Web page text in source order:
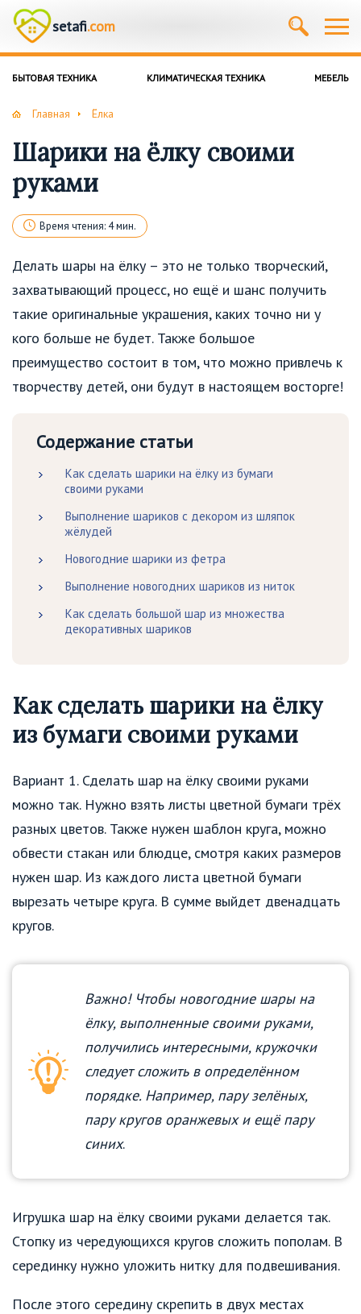
setafi.com
БЫТОВАЯ ТЕХНИКА КЛИМАТИЧЕСКАЯ ТЕХНИКА МЕБЕЛЬ
Главная Ёлка
Шарики на ёлку своими
руками
Время чтения: 4 мин.
Делать шары на ёлку – это не только творческий,
захватывающий процесс, но ещё и шанс получить
такие оригинальные украшения, каких точно ни у
кого больше не будет. Также большое
преимущество состоит в том, что можно привлечь к
творчеству детей, они будут в настоящем восторге!
Содержание статьи
Как сделать шарики на ёлку из бумаги
своими руками
Выполнение шариков с декором из шляпок
жёлудей
Новогодние шарики из фетра
Выполнение новогодних шариков из ниток
Как сделать большой шар из множества
декоративных шариков
Как сделать шарики на ёлку
из бумаги своими руками
Вариант 1. Сделать шар на ёлку своими руками
можно так. Нужно взять листы цветной бумаги трёх
разных цветов. Также нужен шаблон круга, можно
обвести стакан или блюдце, смотря каких размеров
нужен шар. Из каждого листа цветной бумаги
вырезать четыре круга. В сумме выйдет двенадцать
кругов.
Важно! Чтобы новогодние шары на
ёлку, выполненные своими руками,
получились интересными, кружочки
следует сложить в определённом
порядке. Например, пару зелёных,
пару кругов оранжевых и ещё пару
синих.
Игрушка шар на ёлку своими руками делается так.
Стопку из чередующихся кругов сложить пополам. В
серединку нужно уложить нитку для подвешивания.
После этого середину скрепить в двух местах